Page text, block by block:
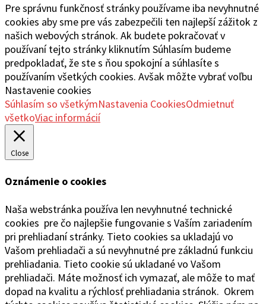
Pre správnu funkčnosť stránky používame iba nevyhnutné
cookies aby sme pre vás zabezpečili ten najlepší zážitok z
našich webových stránok. Ak budete pokračovať v
používaní tejto stránky kliknutím Súhlasím budeme
predpokladať, že ste s ňou spokojní a súhlasíte s
používaním všetkých cookies. Avšak môžte vybrať voľbu
Nastavenie cookies
Súhlasím so všetkýmNastavenia CookiesOdmietnuť
všetkoViac informácií
Close
Oznámenie o cookies
Naša webstránka používa len nevyhnutné technické
cookies pre čo najlepšie fungovanie s Vaším zariadením
pri prehliadaní stránky. Tieto cookies sa ukladajú vo
Vašom prehliadači a sú nevyhnutné pre základnú funkciu
prehliadania. Tieto cookie sú ukladané vo Vašom
prehliadači. Máte možnosť ich vymazať, ale môže to mať
dopad na kvalitu a rýchlosť prehliadania stránok. Okrem